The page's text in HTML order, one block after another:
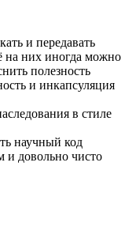
и передавать
на них иногда можно
полезность
и инкапсуляция
в стиле
научный код
довольно чисто